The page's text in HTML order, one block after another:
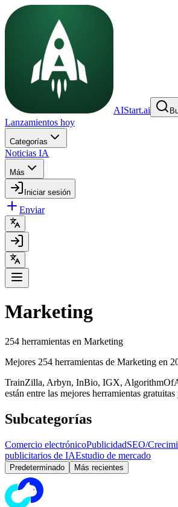
AIStart.ai
Lanzamientos hoy
Categorías
Noticias IA
Más
Iniciar sesión
Enviar
Marketing
254 herramientas en Marketing
Mejores 254 herramientas de Marketing en
TrainZilla, Arbyn, InBio, IGX,
están entre las mejores herramientas
Subcategorías
Comercio electrónicoPublicidadSEO/
publicitarios de IAEstudio de mercado
Predeterminado Más recientes